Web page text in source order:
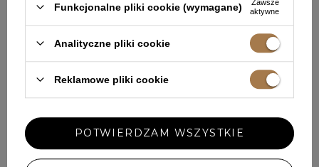
Z INNYMI
Każda opinia pomaga innym klientkom w wyborze.
Jeśli nosiłaś ten model, podziel się swoimi wrażeniami – liczy
się każdy detal.
Funkcjonalne pliki cookie (wymagane)
Zawsze
aktywne
Analityczne pliki cookie
Reklamowe pliki cookie
POTWIERDZAM WSZYSTKIE